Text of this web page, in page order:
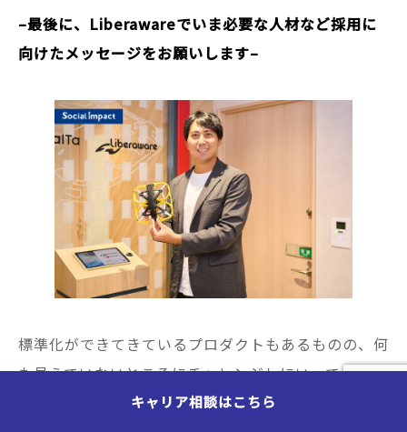
–最後に、Liberawareでいま必要な人材など採用に
向けたメッセージをお願いします–
標準化ができてきているプロダクトもあるものの、何
も見えていないところにチャレンジしにいって、形を
つくっていくということは数多く発生しますので、未
キャリア相談はこちら